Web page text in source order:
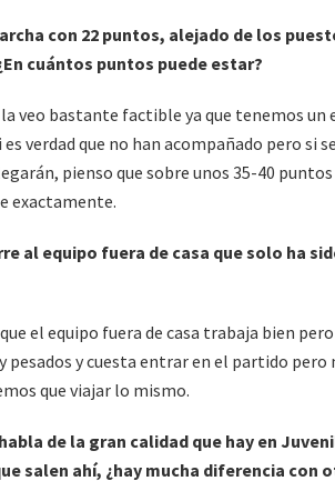
con 22 puntos, alejado de los
cuántos puntos puede estar?
veo bastante factible ya que tenemos
verdad que no han acompañado pero si
pienso que sobre unos 35-40
exactamente.
al equipo fuera de casa que solo ha
el equipo fuera de casa trabaja bien
pesados y cuesta entrar en el partido pero
que viajar lo mismo.
de la gran calidad que hay en
salen ahí, ¿hay mucha diferencia con